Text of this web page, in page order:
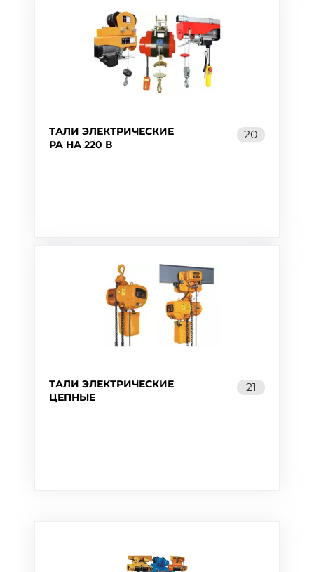
ТАЛИ ЭЛЕКТРИЧЕСКИЕ
PA НА 220 В
20
ТАЛИ ЭЛЕКТРИЧЕСКИЕ
ЦЕПНЫЕ
21